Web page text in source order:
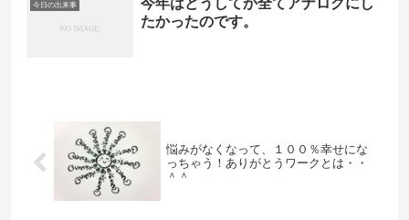
今日の出来事
今年はどうしてか全てアナログにし
たかったのです。
悩みがなくなって、１００％幸せにな
っちゃう！ありがとうワークとは・・
＾＾